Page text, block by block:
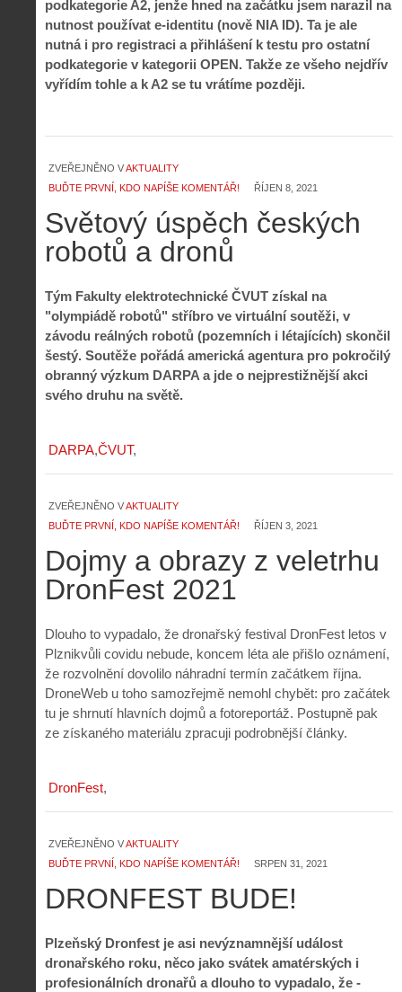
podkategorie A2, jenže hned na začátku jsem narazil na
nutnost používat e-identitu (nově NIA ID). Ta je ale
nutná i pro registraci a přihlášení k testu pro ostatní
podkategorie v kategorii OPEN. Takže ze všeho nejdřív
vyřídím tohle a k A2 se tu vrátíme později.
ZVEŘEJNĚNO VAKTUALITY
BUĎTE PRVNÍ, KDO NAPÍŠE KOMENTÁŘ!
ŘÍJEN 8, 2021
Světový úspěch českých
robotů a dronů
Tým Fakulty elektrotechnické ČVUT získal na
"olympiádě robotů" stříbro ve virtuální soutěži, v
závodu reálných robotů (pozemních i létajících) skončil
šestý. Soutěže pořádá americká agentura pro pokročilý
obranný výzkum DARPA a jde o nejprestižnější akci
svého druhu na světě.
DARPA ČVUT
ZVEŘEJNĚNO VAKTUALITY
BUĎTE PRVNÍ, KDO NAPÍŠE KOMENTÁŘ!
ŘÍJEN 3, 2021
Dojmy a obrazy z veletrhu
DronFest 2021
Dlouho to vypadalo, že dronařský festival DronFest letos v
Plznikvůli covidu nebude, koncem léta ale přišlo oznámení,
že rozvolnění dovolilo náhradní termín začátkem října.
DroneWeb u toho samozřejmě nemohl chybět: pro začátek
tu je shrnutí hlavních dojmů a fotoreportáž. Postupně pak
ze získaného materiálu zpracuji podrobnější články.
DronFest
ZVEŘEJNĚNO VAKTUALITY
BUĎTE PRVNÍ, KDO NAPÍŠE KOMENTÁŘ!
SRPEN 31, 2021
DRONFEST BUDE!
Plzeňský Dronfest je asi nevýznamnější událost
dronařského roku, něco jako svátek amatérských i
profesionálních dronařů a dlouho to vypadalo, že -